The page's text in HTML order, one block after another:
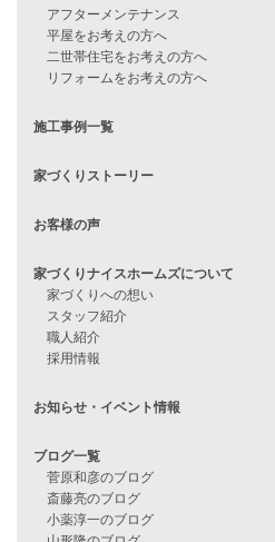
見学会情報
住宅ローンに不安がある方へ
他社で無理だと言われた方へ
月収25万円で家を建てる方法
Line Up
WOOD BOX
自由設計注文住宅
ハピネスシリーズ
Sシリーズ
家づくりナイスホームズの家づくり
エコハウス
耐震性能